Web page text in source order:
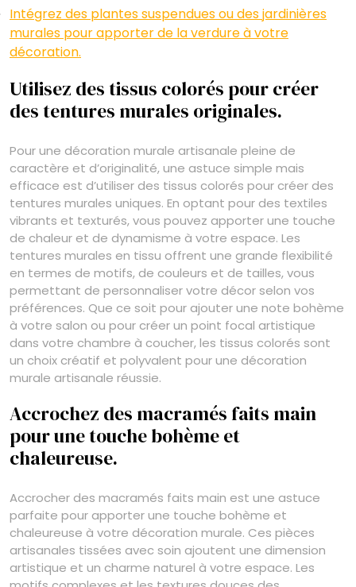
Intégrez des plantes suspendues ou des jardinières
murales pour apporter de la verdure à votre
décoration.
Utilisez des tissus colorés pour créer
des tentures murales originales.
Pour une décoration murale artisanale pleine de
caractère et d’originalité, une astuce simple mais
efficace est d’utiliser des tissus colorés pour créer des
tentures murales uniques. En optant pour des textiles
vibrants et texturés, vous pouvez apporter une touche
de chaleur et de dynamisme à votre espace. Les
tentures murales en tissu offrent une grande flexibilité
en termes de motifs, de couleurs et de tailles, vous
permettant de personnaliser votre décor selon vos
préférences. Que ce soit pour ajouter une note bohème
à votre salon ou pour créer un point focal artistique
dans votre chambre à coucher, les tissus colorés sont
un choix créatif et polyvalent pour une décoration
murale artisanale réussie.
Accrochez des macramés faits main
pour une touche bohème et
chaleureuse.
Accrocher des macramés faits main est une astuce
parfaite pour apporter une touche bohème et
chaleureuse à votre décoration murale. Ces pièces
artisanales tissées avec soin ajoutent une dimension
artistique et un charme naturel à votre espace. Les